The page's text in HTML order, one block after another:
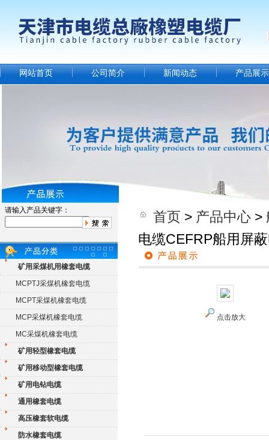
网站首页 公司简介 新闻动态 产品展示
请输入产品关键字：
矿用采煤机用橡套电缆
MCPTJ采煤机橡套电缆
MCPT采煤机橡套电缆
MCP采煤机橡套电缆
MC采煤机橡套电缆
矿用轻型橡套电缆
矿用移动型橡套电缆
矿用电钻电缆
通用橡套电缆
高压橡套软电缆
防水橡套电缆
首页 > 产品中心 >
电缆CEFRP船用屏
点击放大